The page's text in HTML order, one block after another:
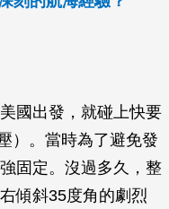
國出發，就碰上快要
）。當時為了避免發
固定。沒過多久，整
傾斜35度角的劇烈